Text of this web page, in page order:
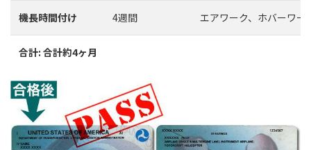
機長時間付け 4週間 エアワーク、ホバーワー
合計: 合計約4ヶ月